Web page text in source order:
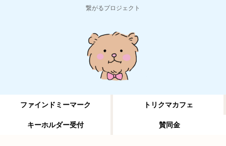
繋がるプロジェクト
ファインドミーマーク トリクマカフェ
キーホルダー受付 賛同金